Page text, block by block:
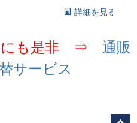
詳細を見る
にも是非 ⇒ 通販
サービス